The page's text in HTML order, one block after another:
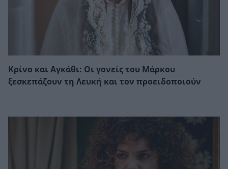
Κρίνο και Αγκάθι: Οι γονείς του Μάρκου
ξεσκεπάζουν τη Λευκή και τον προειδοποιούν